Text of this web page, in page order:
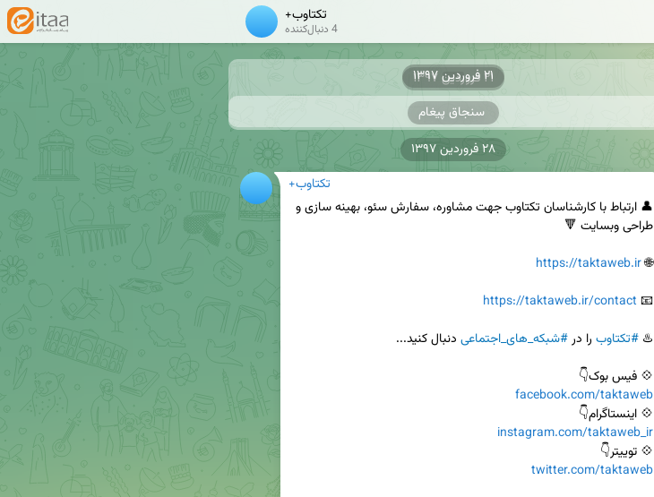
تکتاوب+
4 دنبال‌کننده
سنجاق پیغام
۲۱ فروردین ۱۳۹۷
۲۱ فروردین ۱۳۹۷
تکتاوب+
🌐
https://taktaweb.ir
📧
https://taktaweb.ir/contact
♨️ #تکتاوب را در #شبکه_های_اجتماعی
💠 فیس بوک👇
facebook.com/taktaweb
💠 اینستاگرام👇
instagram.com/taktaweb_ir
💠 توییتر👇
twitter.com/taktaweb
۲۸ فروردین ۱۳۹۷